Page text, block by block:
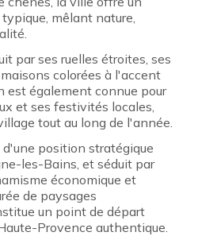
mêlant nature,
par ses ruelles étroites, ses
colorées à l'accent
est également connue pour
et ses festivités locales,
tout au long de l'année.
position stratégique
les-Bains, et séduit par
économique et
de paysages
un point de départ
Provence authentique.